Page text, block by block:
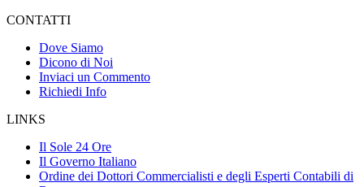
CONTATTI
Dove Siamo
Dicono di Noi
Inviaci un Commento
Richiedi Info
LINKS
Il Sole 24 Ore
Il Governo Italiano
Ordine dei Dottori Commercialisti e degli Esperti Contabili di